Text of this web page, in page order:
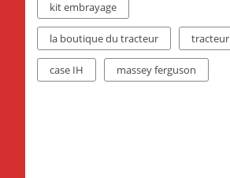
kit embrayage
la boutique du tracteur tracteur
case IH massey ferguson